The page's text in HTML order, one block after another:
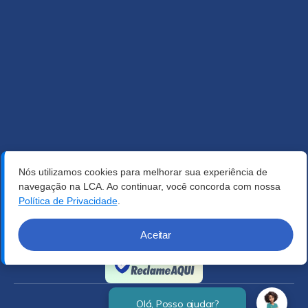
Nós utilizamos cookies para melhorar sua experiência de
navegação na LCA. Ao continuar, você concorda com nossa
Política de Privacidade.
Aceitar